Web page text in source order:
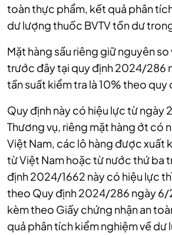
toàn thực phẩm, kết quả phân
dư lượng thuốc BVTV tồn dư
Mặt hàng sầu riêng giữ nguyên so
trước đây tại quy định 2024/286
tần suất kiểm tra là 10% theo quy
Quy định này có hiệu lực từ ngày
Thương vụ, riêng mặt hàng ớt có
Việt Nam, các lô hàng được xuất
từ Việt Nam hoặc từ nước thứ ba
định 2024/1662 này có hiệu lực
theo Quy định 2024/286 ngày
kèm theo Giấy chứng nhận an
quả phân tích kiểm nghiệm về dư